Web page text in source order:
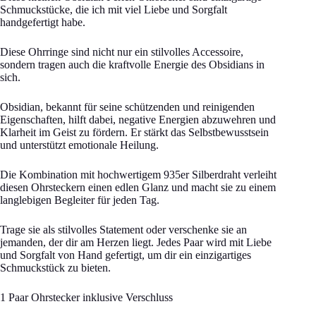
Schmuckstücke, die ich mit viel Liebe und Sorgfalt
handgefertigt habe.
Diese Ohrringe sind nicht nur ein stilvolles Accessoire,
sondern tragen auch die kraftvolle Energie des Obsidians in
sich.
Obsidian, bekannt für seine schützenden und reinigenden
Eigenschaften, hilft dabei, negative Energien abzuwehren und
Klarheit im Geist zu fördern. Er stärkt das Selbstbewusstsein
und unterstützt emotionale Heilung.
Die Kombination mit hochwertigem 935er Silberdraht verleiht
diesen Ohrsteckern einen edlen Glanz und macht sie zu einem
langlebigen Begleiter für jeden Tag.
Trage sie als stilvolles Statement oder verschenke sie an
jemanden, der dir am Herzen liegt. Jedes Paar wird mit Liebe
und Sorgfalt von Hand gefertigt, um dir ein einzigartiges
Schmuckstück zu bieten.
1 Paar Ohrstecker inklusive Verschluss